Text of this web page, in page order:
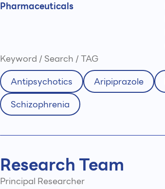
Pharmaceuticals
Keyword / Search / TAG
Antipsychotics
Aripiprazole
Schizophrenia
Research Team
Principal Researcher